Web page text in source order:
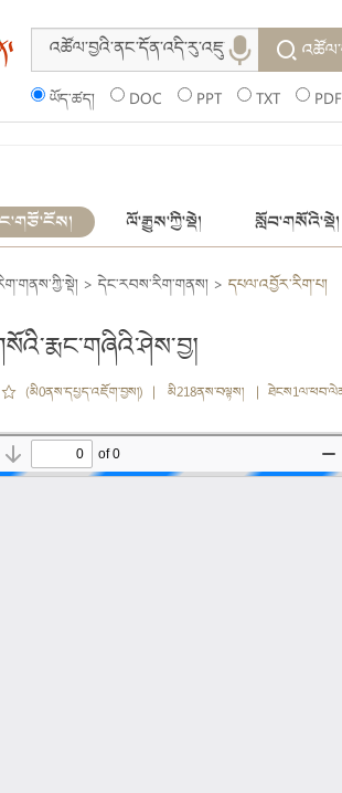
ཡོད་ཚད། DOC PPT TXT PDF
ལོ་རྒྱུས་ཀྱི་སྡེ། སློབ་གསོའི་སྡེ།
> དེང་རབས་རིག་གནས། > དཔལ་འབྱོར་རིག་པ།
(མི0ནས་དཔྱད་འཇོག་བྱས།) | མི218ནས་བལྟས། |